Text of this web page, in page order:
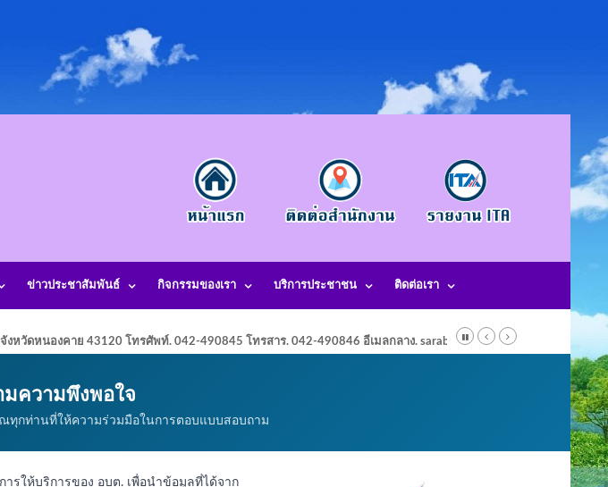
ข่าวประชาสัมพันธ์ กิจกรรมของเรา บริการประชาชน ติดต่อเรา
หวัดหนองคาย 43120 โทรศัพท์. 042-490845 โทรสาร. 042-490846 อีเมลกลาง. saraban@laotangkham.go.th
ความพึงพอใจ
ทุกท่านที่ให้ความร่วมมือในการตอบแบบสอบถาม
รให้บริการของ อบต. เพื่อนำข้อมูลที่ได้จาก